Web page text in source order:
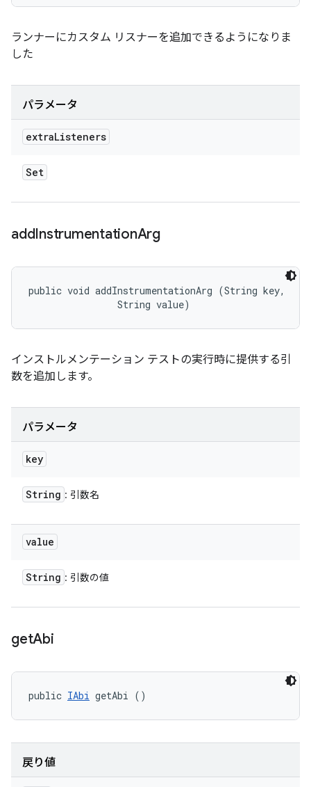
ランナーにカスタム リスナーを追加できるようになりま
した
パラメータ
extraListeners
Set
addInstrumentationArg
public void addInstrumentationArg (String key,
                String value)
インストルメンテーション テストの実行時に提供する引
数を追加します。
パラメータ
key
String : 引数名
value
String : 引数の値
getAbi
public IAbi getAbi ()
戻り値